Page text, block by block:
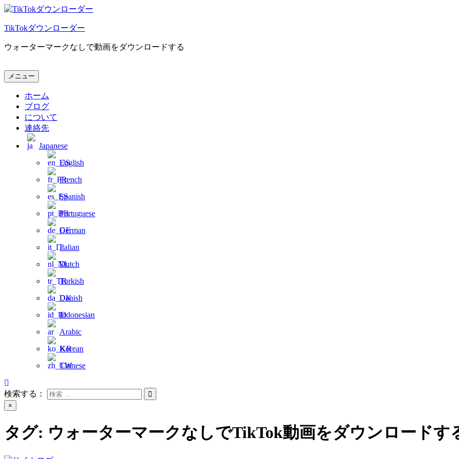
コ
テ
ツ
ス
キ
TikTokダウンローダー
ウォーターマークなしで動画をダウンロードする
TikTokダウンローダー
ウォーターマークなしで動画をダウンロードする
メニュー
ホーム
ブログ
について
連絡先
Japanese
English
French
Spanish
Portuguese
German
Italian
Dutch
Turkish
Danish
Indonesian
Arabic
Korean
Chinese
検索する：
×
タグ: ウォーターマークなしでTikTok動画をダウンロードす